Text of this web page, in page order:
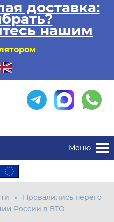
доставка:
нашим
Меню
Провалились перего
России в ВТО